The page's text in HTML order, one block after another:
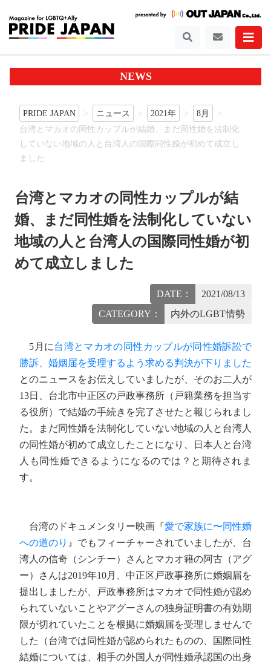
NEWS
PRIDE JAPAN ニュース 2021年
8月
台湾とマカオの同性カップルが結婚、まだ同性婚を法制化
していない地域の人と台湾人の国際同性婚が初めて成立し
ました
台湾とマカオの同性カップルが結
婚、まだ同性婚を法制化していない
地域の人と台湾人の国際同性婚が初
めて成立しました
DATE：
2021/08/13
CATEGORY：
内外のLGBT情勢
5月に台湾とマカオの同性カップルが同性婚訴訟で
勝訴、婚姻届を受理するよう求める判決が下りました
とのニュースをお伝えしていましたが、そのお二人が
13日、台北市中正区の戸政事務所（戸籍業務を担当す
る役所）で結婚の手続きを完了させたと報じられまし
た。まだ同性婚を法制化していない地域の人と台湾人
の同性婚が初めて成立したことになり、日本人と台湾
人も同性婚できるようになるのでは？と期待されま
す。
台湾のドキュメンタリー映画『愛で家族に〜同性婚
への道のり 』でもフィーチャーされていましたが、台
湾人の信奇（シンチー）さんとマカオ籍の阿古（アグ
ー）さんは2019年10月、中正区戸政事務所に婚姻届を
提出しましたが、戸政事務所はマカオで同性婚が認め
られていないことやアグーさんの独身証明書の有効期
限が切れていたことを根拠に婚姻届を受理しませんで
した（台湾では同性婚が認められたものの、国際同性
結婚については、相手の外国人が同性婚承認国の出身